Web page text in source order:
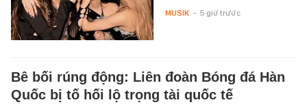
MUSIK - 5 giờ trước
Bê bối rúng động: Liên đoàn Bóng đá Hàn
Quốc bị tố hối lộ trọng tài quốc tế